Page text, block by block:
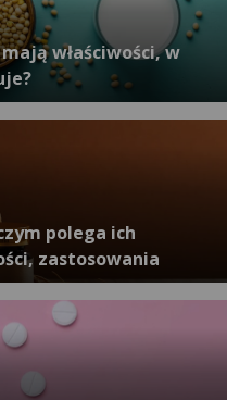
właściwości, w
polega ich
zastosowania